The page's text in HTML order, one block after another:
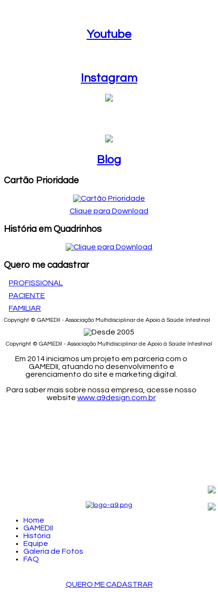
Youtube
Instagram
Blog
Cartão Prioridade
Clique para Download
História em Quadrinhos
Quero me cadastrar
PROFISSIONAL
PACIENTE
FAMILIAR
Copyright © GAMEDII - Associação Multidisciplinar de Apoio à Saúde Intestinal
Copyright © GAMEDII - Associação Multidisciplinar de Apoio à Saúde Intestinal
Em 2014 iniciamos um projeto em parceria com o
GAMEDII, atuando no desenvolvimento e
gerenciamento do site e marketing digital.
Para saber mais sobre nossa empresa, acesse nosso
website www.a9design.com.br
Home
GAMEDII
História
Equipe
Galeria de Fotos
FAQ
QUERO ME CADASTRAR